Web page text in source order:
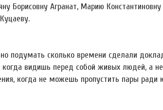
Борисовну Агранат, Марию
подумать сколько времени сделали
видишь перед собой живых людей, а
когда не можешь пропустить пары ради